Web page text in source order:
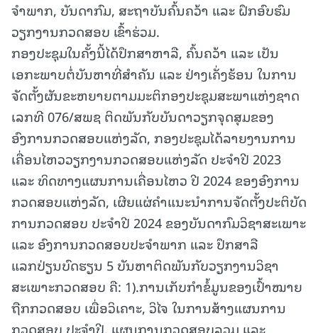
ຈໍາພາກ, ບັນດາກົມ, ສະຖາບັນຄົ້ນຄວ້າ ແລະ ຝຶກອົບຮົມ
ວຽກງານກວດສອບ ເຂົ້າຮ່ວມ.
ກອງປະຊຸມໃນຄັ້ງນີ້ໄດ້ປຶກສາຫາລື, ຄົ້ນຄວ້າ ແລະ ເປັນ
ເອກະພາບຕໍ່ບັນຫາທີ່ສໍາຄັນ ແລະ ຢ່າງເຄັ່ງຮ້ອນ ໃນການ
ຈັດຕັ້ງຜັນຂະຫຍາຍຕາມມະຕິກອງປະຊຸມສະພາແຫ່ງຊາດ
ເລກທີ 076/ສພຊ ຕິດພັນກັບບັນດາວຽກຈຸດສຸມຂອງ
ອົງການກວດສອບແຫ່ງລັດ, ກອງປະຊຸມໄດ້ລາຍງານການ
ເຄື່ອນໄຫວວຽກງານກວດສອບແຫ່ງລັດ ປະຈຳປີ 2023
ແລະ ທິດທາງແຜນການເຄື່ອນໄຫວ ປີ 2024 ຂອງອົງການ
ກວດສອບແຫ່ງລັດ, ເຜີຍແຜ່ຄໍາແນະນໍາການຈັດຕັ້ງປະຕິບັດ
ການກວດສອບ ປະຈໍາປີ 2024 ຂອງບັນດາກົມວິຊາສະເພາະ
ແລະ ອົງການກວດສອບປະຈໍາພາກ ແລະ ປຶກສາລື
ແລກປ່ຽນບົດຮຽນ 5 ບັນຫາຕິດພັນກັບວຽກງານວິຊາ
ສະເພາະກວດສອບ ຄື: 1).ການເກັບກໍາຂໍ້ມູນຂອງເປົ້າໝາຍ
ຖືກກວດສອບ ເພື່ອວິເຄາະ, ວິໄຈ ໃນການສ້າງແຜນການ
ກວດສອບ ປະຈໍາປີ, ແຜນການກວດສອບລວມ ແລະ